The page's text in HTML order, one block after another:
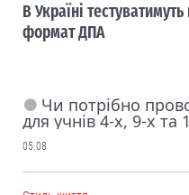
В Україні
формат ДПА
Чи потрібно
для учнів 4-х, 9-х та
05.08